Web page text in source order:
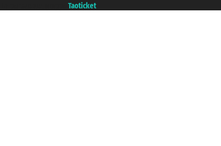
Taoticket